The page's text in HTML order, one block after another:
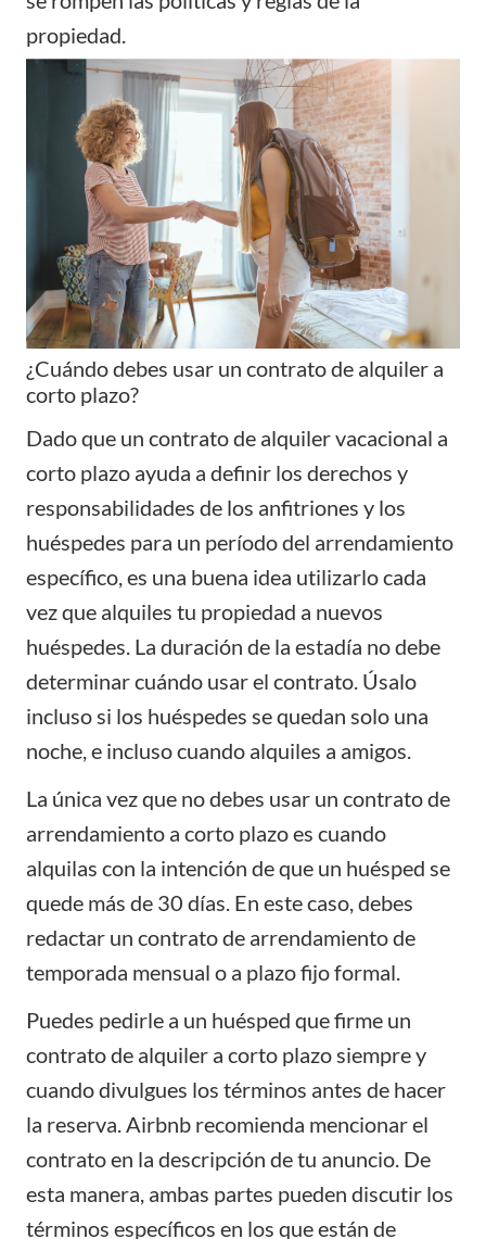
propiedad.
¿Cuándo debes usar un contrato de alquiler a
corto plazo?
Dado que un contrato de alquiler vacacional a
corto plazo ayuda a definir los derechos y
responsabilidades de los anfitriones y los
huéspedes para un período del arrendamiento
específico, es una buena idea utilizarlo cada
vez que alquiles tu propiedad a nuevos
huéspedes. La duración de la estadía no debe
determinar cuándo usar el contrato. Úsalo
incluso si los huéspedes se quedan solo una
noche, e incluso cuando alquiles a amigos.
La única vez que no debes usar un contrato de
arrendamiento a corto plazo es cuando
alquilas con la intención de que un huésped se
quede más de 30 días. En este caso, debes
redactar un contrato de arrendamiento de
temporada mensual o a plazo fijo formal.
Puedes pedirle a un huésped que firme un
contrato de alquiler a corto plazo siempre y
cuando divulgues los términos antes de hacer
la reserva. Airbnb recomienda mencionar el
contrato en la descripción de tu anuncio. De
esta manera, ambas partes pueden discutir los
términos específicos en los que están de